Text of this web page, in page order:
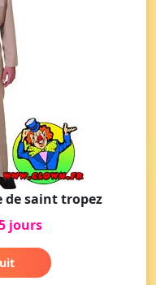
de saint tropez
jours